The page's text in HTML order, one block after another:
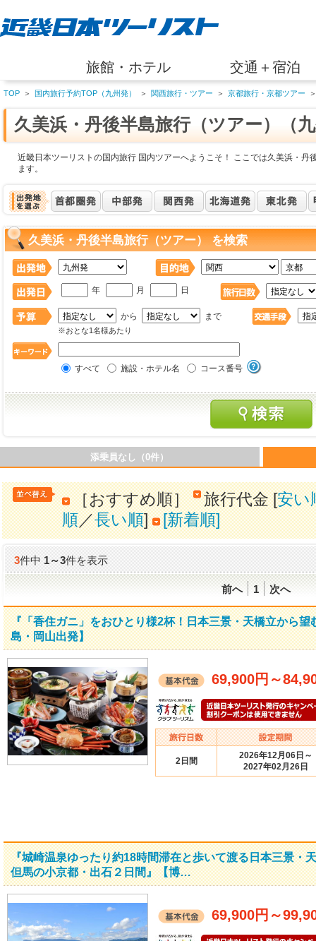
旅館・ホテル 交通＋宿泊
TOP ＞ 国内旅行予約TOP（九州発） ＞ 関西旅行・ツアー ＞ 京都旅行・京都ツアー ＞
久美浜・丹後半島旅行（ツアー）（
近畿日本ツーリストの国内旅行 国内ツアーへようこそ！ ここでは久美浜・丹
ます。
久美浜・丹後半島旅行（ツアー） を検索
年 月 日
から まで
※おとな1名様あたり
すべて 施設・ホテル名 コース番号
添乗員なし（0件）
［おすすめ順］ 旅行代金 [安い
順／長い順] [新着順]
3件中1～3件を表示
前へ 1 次へ
『「香住ガニ」をおひとり様2杯！日本三景・天橋立から
島・岡山出発】
69,900円 ～
2日間
2026年12月06日～
2027年02月26日
『城崎温泉ゆったり約18時間滞在と歩いて渡る日本三景・
但馬の小京都・出石２日間』【博…
69,900円 ～